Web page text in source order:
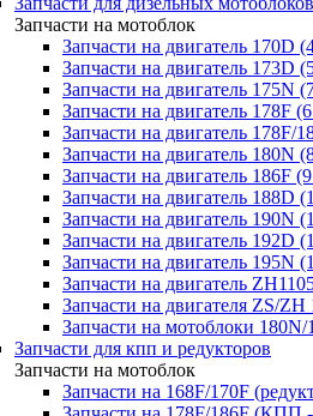
Запчасти на мотоблок
Запчасти на двигатель 170D
Запчасти на двигатель 173D
Запчасти на двигатель 175N
Запчасти на двигатель 178F
Запчасти на двигатель 178F/
Запчасти на двигатель 180N
Запчасти на двигатель 186F
Запчасти на двигатель 188D
Запчасти на двигатель 190N
Запчасти на двигатель 192D
Запчасти на двигатель 195N
Запчасти на двигатель
Запчасти на двигателя ZS/ZH
Запчасти на мотоблоки
Запчасти для кпп и редукторов
Запчасти на мотоблок
Запчасти на 168F/170F